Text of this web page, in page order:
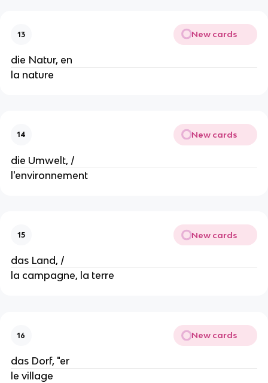
13 New cards
die Natur, en
la nature
14 New cards
die Umwelt, /
l'environnement
15 New cards
das Land, /
la campagne, la terre
16 New cards
das Dorf, "er
le village